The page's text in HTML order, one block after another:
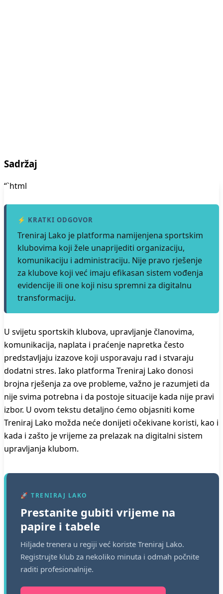
Sadržaj
“`html
⚡ KRATKI ODGOVOR
Treniraj Lako je platforma namijenjena sportskim
klubovima koji žele unaprijediti organizaciju,
komunikaciju i administraciju. Nije pravo rješenje
za klubove koji već imaju efikasan sistem vođenja
evidencije ili one koji nisu spremni za digitalnu
transformaciju.
U svijetu sportskih klubova, upravljanje članovima,
komunikacija, naplata i praćenje napretka često
predstavljaju izazove koji usporavaju rad i stvaraju
dodatni stres. Iako platforma Treniraj Lako donosi
brojna rješenja za ove probleme, važno je razumjeti da
nije svima potrebna i da postoje situacije kada nije pravi
izbor. U ovom tekstu detaljno ćemo objasniti kome
Treniraj Lako možda neće donijeti očekivane koristi, kao i
kada i zašto je vrijeme za prelazak na digitalni sistem
upravljanja klubom.
🚀 TRENIRAJ LAKO
Prestanite gubiti vrijeme na
papire i tabele
Hiljade trenera u regiji već koriste Treniraj Lako.
Registrujte klub za nekoliko minuta i odmah počnite
raditi profesionalnije.